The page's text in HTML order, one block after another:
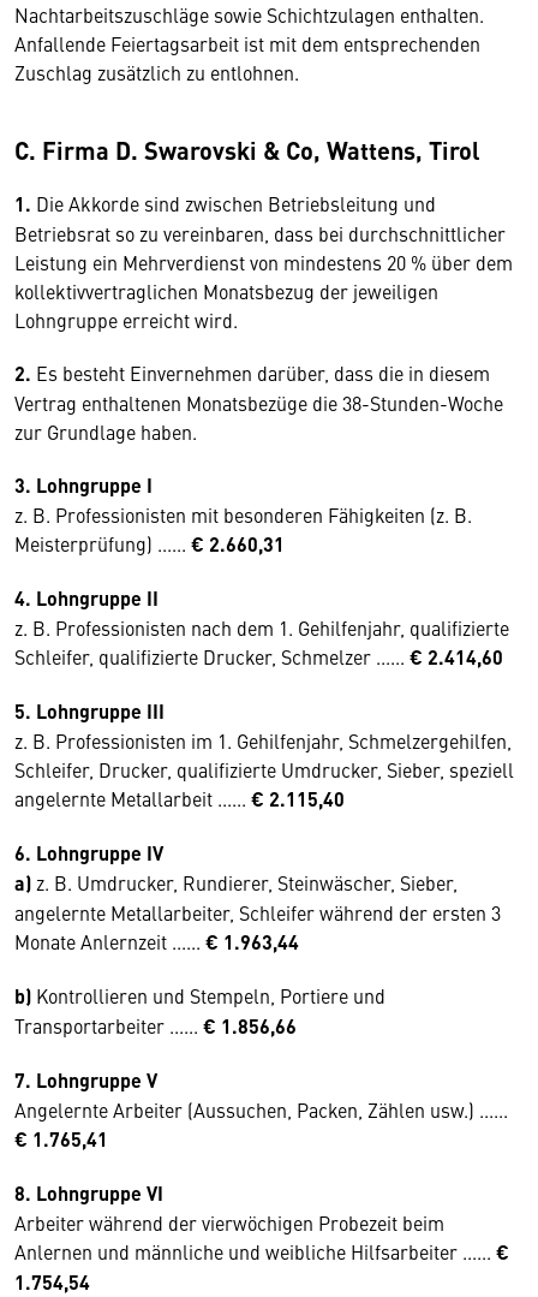
Nachtarbeitszuschläge sowie Schichtzulagen enthalten.
Anfallende Feiertagsarbeit ist mit dem entsprechenden
Zuschlag zusätzlich zu entlohnen.
C. Firma D. Swarovski & Co, Wattens, Tirol
1. Die Akkorde sind zwischen Betriebsleitung und
Betriebsrat so zu vereinbaren, dass bei durchschnittlicher
Leistung ein Mehrverdienst von mindestens 20 % über dem
kollektivvertraglichen Monatsbezug der jeweiligen
Lohngruppe erreicht wird.
2. Es besteht Einvernehmen darüber, dass die in diesem
Vertrag enthaltenen Monatsbezüge die 38-Stunden-Woche
zur Grundlage haben.
3. Lohngruppe I
z. B. Professionisten mit besonderen Fähigkeiten (z. B.
Meisterprüfung) ...... € 2.660,31
4. Lohngruppe II
z. B. Professionisten nach dem 1. Gehilfenjahr, qualifizierte
Schleifer, qualifizierte Drucker, Schmelzer ...... € 2.414,60
5. Lohngruppe III
z. B. Professionisten im 1. Gehilfenjahr, Schmelzergehilfen,
Schleifer, Drucker, qualifizierte Umdrucker, Sieber, speziell
angelernte Metallarbeit ...... € 2.115,40
6. Lohngruppe IV
a) z. B. Umdrucker, Rundierer, Steinwäscher, Sieber,
angelernte Metallarbeiter, Schleifer während der ersten 3
Monate Anlernzeit ...... € 1.963,44
b) Kontrollieren und Stempeln, Portiere und
Transportarbeiter ...... € 1.856,66
7. Lohngruppe V
Angelernte Arbeiter (Aussuchen, Packen, Zählen usw.) ......
€ 1.765,41
8. Lohngruppe VI
Arbeiter während der vierwöchigen Probezeit beim
Anlernen und männliche und weibliche Hilfsarbeiter ...... €
1.754,54